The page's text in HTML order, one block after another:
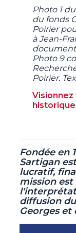
Photo 1
du fonds
Poirier
à Jean-
document
Photo 9
Poirier.
historique
Fondée en
Sartigan
lucratif,
mission
diffusion
Georges et